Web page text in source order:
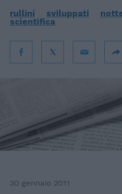
rullini sviluppati
scientifica
30 gennaio 2011